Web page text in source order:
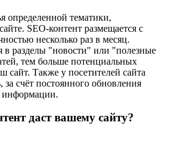
определенной тематики,
SEO-контент размещается с
несколько раз в месяц.
в разделы "новости" или "полезные
тем больше потенциальных
сайт. Также у посетителей сайта
за счёт постоянного обновления
информации.
даст вашему сайту?